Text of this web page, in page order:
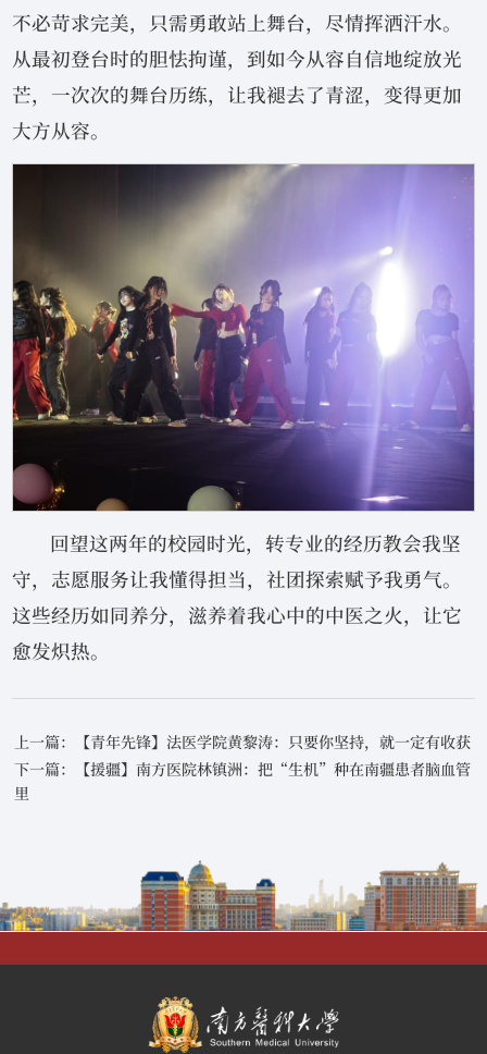
不必苛求完美，只需勇敢站上舞台，尽情挥洒汗水。
从最初登台时的胆怯拘谨，到如今从容自信地绽放光
芒，一次次的舞台历练，让我褪去了青涩，变得更加
大方从容。
回望这两年的校园时光，转专业的经历教会我坚
守，志愿服务让我懂得担当，社团探索赋予我勇气。
这些经历如同养分，滋养着我心中的中医之火，让它
愈发炽热。
上一篇：【青年先锋】法医学院黄黎涛：只要你坚持，就一定有收获
下一篇：【援疆】南方医院林镇洲：把“生机”种在南疆患者脑血管
里